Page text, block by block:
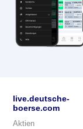
live.deutsche-
boerse.com
Aktien